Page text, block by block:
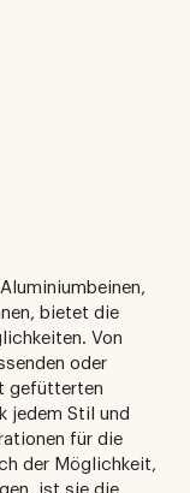
bietet die
Von
oder
gefütterten
jedem Stil und
für die
der Möglichkeit,